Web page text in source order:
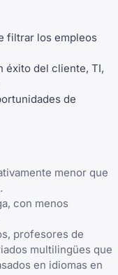
filtrar los empleos
éxito del cliente, TI,
de
menor que
con menos
profesores de
multilingües que
en idiomas en